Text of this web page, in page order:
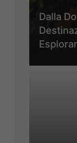
Dalla